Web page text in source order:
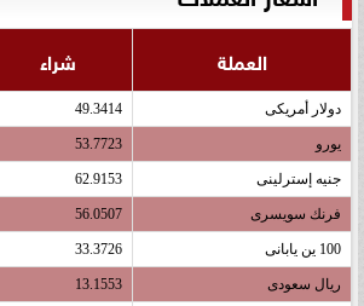
العملة شراء
دولار أمريكى 49.3414
يورو 53.7723
جنيه إسترلينى 62.9153
فرنك سويسرى 56.0507
100 ين يابانى 33.3726
ريال سعودى 13.1553